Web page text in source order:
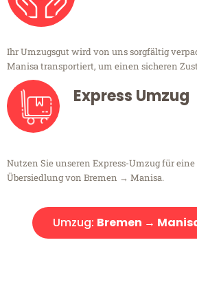
Ihr Umzugsgut wird von uns sorgfältig
Manisa transportiert, um einen sicheren
Express Umzug
Nutzen Sie unseren Express-Umzug für
Übersiedlung von Bremen → Manisa.
Umzug: Bremen →